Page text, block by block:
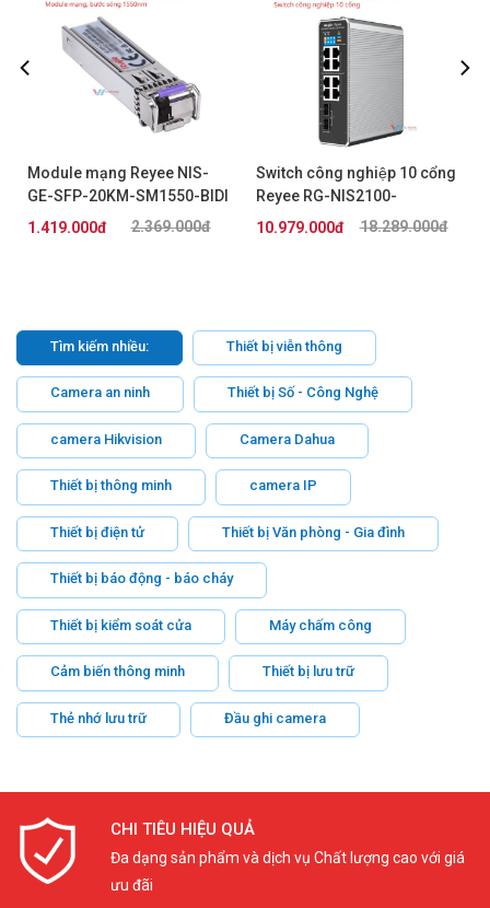
Module mạng Reyee NIS-
GE-SFP-20KM-SM1550-BIDI
2.369.000đ
1.419.000đ
Switch công nghiệp 10 cổng
Reyee RG-NIS2100-
8GT2SFP-HP
18.289.000đ
10.979.000đ
Tìm kiếm nhiều: Thiết bị viễn thông
Camera an ninh Thiết bị Số - Công Nghệ
camera Hikvision Camera Dahua
Thiết bị thông minh camera IP
Thiết bị điện tử Thiết bị Văn phòng - Gia đình
Thiết bị báo động - báo cháy
Thiết bị kiểm soát cửa Máy chấm công
Cảm biến thông minh Thiết bị lưu trữ
Thẻ nhớ lưu trữ Đầu ghi camera
CHI TIÊU HIỆU QUẢ
Đa dạng sản phẩm và dịch vụ Chất lượng cao với giá
ưu đãi